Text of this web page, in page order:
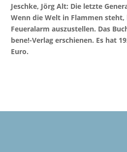
Jeschke, Jörg Alt: Die letzte
Wenn die Welt in Flammen
Feueralarm auszustellen. Das
bene!-Verlag erschienen. Es hat
Euro.